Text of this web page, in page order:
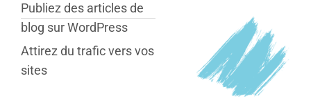
Publiez des articles de
blog sur WordPress
Attirez du trafic vers vos
sites